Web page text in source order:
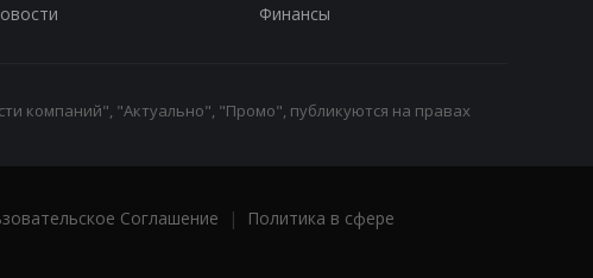
Финансы
компаний", "Актуально", "Промо", публикуются на правах
Соглашение |
Политика в сфере